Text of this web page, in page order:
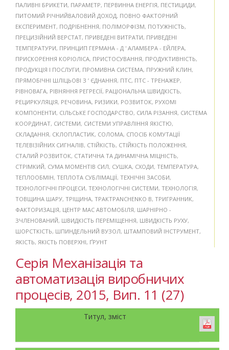
ПАЛИВНІ БРИКЕТИ, ПАРАМЕТР, ПЕРВИННА ЕНЕРГІЯ, ПЕСТИЦИДИ,
ПИТОМИЙ РІЧНИЙВАЛОВИЙ ДОХОД, ПОВНО ФАКТОРНИЙ
ЕКСПЕРИМЕНТ, ПОДРІБНЕННЯ, ПОЛІМОРФІЗМ, ПОТУЖНІСТЬ,
ПРЕЦИЗІЙНИЙ ВЕРСТАТ, ПРИВЕДЕНІ ВИТРАТИ, ПРИВЕДЕНІ
ТЕМПЕРАТУРИ, ПРИНЦИП ГЕРМАНА - Д ' АЛАМБЕРА - ЕЙЛЕРА,
ПРИСКОРЕННЯ КОРІОЛІСА, ПРИСТОСУВАННЯ, ПРОДУКТИВНІСТЬ,
ПРОДУКЦІЯ І ПОСЛУГИ, ПРОМИВНА СИСТЕМА, ПРУЖНИЙ КЛИН,
ПРЯМОБІЧНІ ШЛІЦЬОВІ З ’ ЄДНАННЯ, ПТС, ПТС - ТРЕНАЖЕР,
РІВНОВАГА, РІВНЯННЯ РЕГРЕСІЇ, РАЦІОНАЛЬНА ШВИДКІСТЬ,
РЕЦИРКУЛЯЦІЯ, РЕЧОВИНА, РИЗИКИ, РОЗВИТОК, РУХОМІ
КОМПОНЕНТИ, СІЛЬСЬКЕ ГОСПОДАРСТВО, СИЛА РІЗАННЯ, СИСТЕМА
КООРДИНАТ, СИСТЕМИ, СИСТЕМИ УПРАВЛІННЯ ЯКІСТЮ,
СКЛАДАННЯ, СКЛОПЛАСТИК, СОЛОМА, СПОСІБ КОМУТАЦІЇ
ТЕЛЕВІЗІЙНИХ СИГНАЛІВ, СТІЙКІСТЬ, СТІЙКІСТЬ ПОЛОЖЕННЯ,
СТАЛИЙ РОЗВИТОК, СТАТИЧНА ТА ДИНАМІЧНА МІЦНІСТЬ,
СТРІМКИЙ, СУМА МОМЕНТІВ СИЛ, СУШКА, СХОДИ, ТЕМПЕРАТУРА,
ТЕПЛООБМІН, ТЕПЛОТА СУБЛІМАЦІЇ, ТЕХНІЧНІ ЗАСОБИ,
ТЕХНОЛОГІЧНІ ПРОЦЕСИ, ТЕХНОЛОГІЧНІ СИСТЕМИ, ТЕХНОЛОГІЯ,
ТОВЩИНА ШАРУ, ТРІЩИНА, ТРАКТPANCHENKO B, ТРИГРАННИК,
ФАКТОРИЗАЦІЯ, ЦЕНТР МАС АВТОМОБІЛЯ, ШАРНІРНО -
ЗЧЛЕНОВАНИЙ, ШВИДКІСТЬ ПЕРЕМІЩЕННЯ, ШВИДКІСТЬ РУХУ,
ШОРСТКІСТЬ, ШПИНДЕЛЬНИЙ ВУЗОЛ, ШТАМПОВИЙ ІНСТРУМЕНТ,
ЯКІСТЬ, ЯКІСТЬ ПОВЕРХНІ, ҐРУНТ
Серія Механізація та
автоматизація виробничих
процесів, 2015, Вип. 11 (27)
Титул, зміст